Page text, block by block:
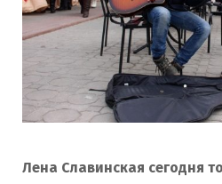
Лена Славинская сегодня